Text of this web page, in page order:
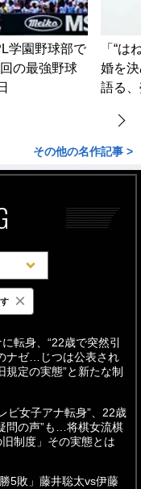
学園野球部で
の最強野球
「“
婚を
語る
その他の名作記事 >
週間
転身、“22歳で突然引
ナゼ…じつは公表され
規定の実態”と新たな制
ビ女子アナ転身”、22歳
問の声”も…将棋女流棋
制度」その実態とは
5敗」藤井聡太vs伊藤
×